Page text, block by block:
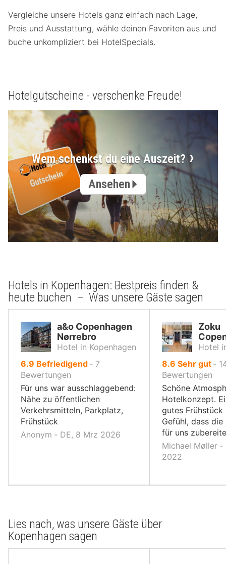
Vergleiche unsere Hotels ganz einfach nach Lage,
Preis und Ausstattung, wähle deinen Favoriten aus und
buche unkompliziert bei HotelSpecials.
Hotelgutscheine - verschenke Freude!
Wem schenkst du eine Auszeit?
Ansehen
Hotels in Kopenhagen: Bestpreis finden &
heute buchen – Was unsere Gäste sagen
a&o Copenhagen
Nørrebro
Hotel in Kopenhagen
6.9 von
10,
Befriedigend ‐ 7
Bewertungen
Für uns war ausschlaggebend:
Nähe zu öffentlichen
Verkehrsmitteln, Parkplatz,
Frühstück
Anonym ‐ DE, 8 Mrz 2026
Zoku
Hotel
8.6 von
10,
Sehr gut ‐
Bewertungen
Schöne
Hotelkonzept.
gutes Frühstück
Gefühl, dass
für uns
Michael Møller
2022
Lies nach, was unsere Gäste über
Kopenhagen sagen